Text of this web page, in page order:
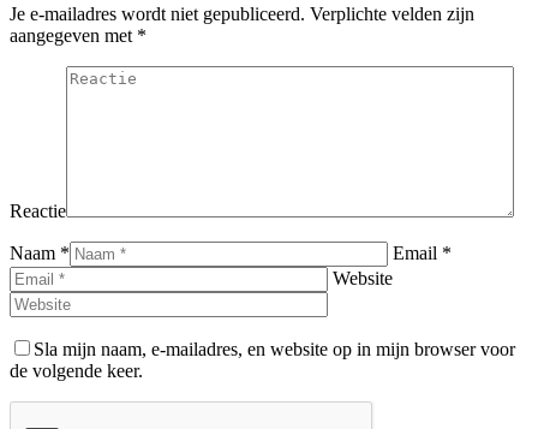
Je e-mailadres wordt niet gepubliceerd. Verplichte velden zijn
aangegeven met *
Reactie
Naam *
Email *
Website
Sla mijn naam, e-mailadres, en website op in mijn browser voor
de volgende keer.